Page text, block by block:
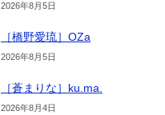
2026年8月5日
［橋野愛琉］OZa
2026年8月5日
［蒼まりな］ku.ma.
2026年8月4日